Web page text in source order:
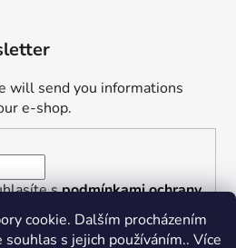
cookie. Dalším procházením
s jejich používáním.. Více
will send you informations
e-shop.
spodmínkami ochrany